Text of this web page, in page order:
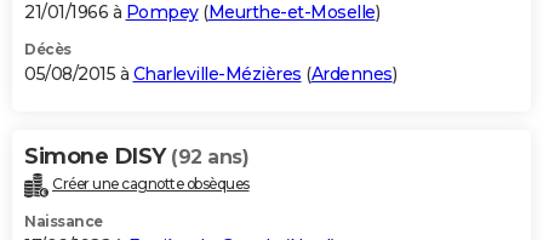
21/01/1966 à Pompey(Meurthe-et-Moselle)
Décès
05/08/2015 à Charleville-Mézières (Ardennes)
Simone DISY (92 ans)
Créer une cagnotte obsèques
Naissance